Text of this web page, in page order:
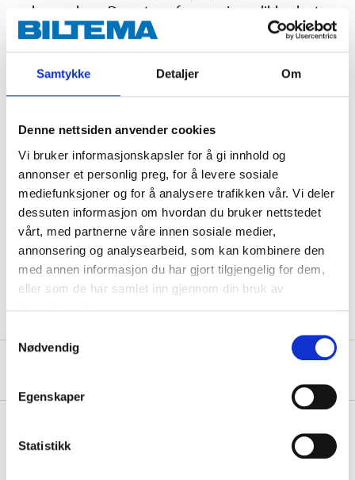
Samtykke Detaljer Om
Denne nettsiden anvender cookies
Vi bruker informasjonskapsler for å gi innhold og
annonser et personlig preg, for å levere sosiale
mediefunksjoner og for å analysere trafikken vår. Vi deler
dessuten informasjon om hvordan du bruker nettstedet
vårt, med partnerne våre innen sosiale medier,
annonsering og analysearbeid, som kan kombinere den
med annen informasjon du har gjort tilgjengelig for dem,
eller som de har samlet inn gjennom din bruk av
Nødvendig
Egenskaper
Statistikk
polypropylene. Do not use for growing edible plants.
Technical specifications
Length
588 mm (Base)
Width
398 mm (Top)
Width
283 mm (Base)
Height
189 mm
PP/LDPE